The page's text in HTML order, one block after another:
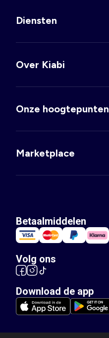
Diensten
Over Kiabi
Onze hoogtepunten
Marketplace
Betaalmiddelen
Volg ons
Download de app